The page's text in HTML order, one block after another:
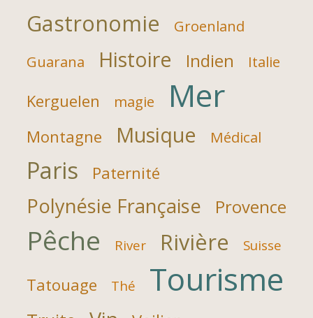
Gastronomie
Groenland
Guarana
Histoire Indien Italie
Kerguelen magie Mer
Montagne Musique Médical
Paris Paternité
Polynésie Française Provence
Pêche River Rivière Suisse
Tatouage Thé Tourisme